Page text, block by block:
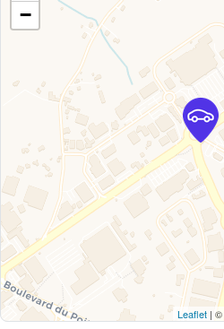
−
Leaflet | ©